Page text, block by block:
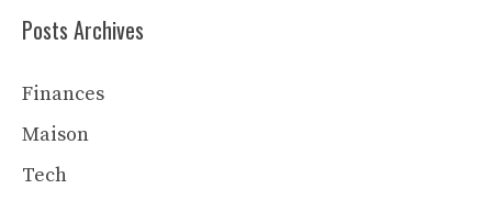
Posts Archives
Finances
Maison
Tech